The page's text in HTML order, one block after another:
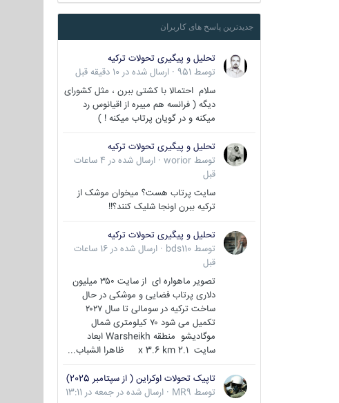
جدیدترین پاسخ های کاربران
تحلیل و پیگیری تحولات ترکیه
توسط 951
· ارسال شده در 10 دقیقه قبل
سلام احتمالا با کشتی ببرن ، مثل کشورای
دیگه ( فرانسه هم میبره از اقیانوس رد
میکنه و در گویان پرتاب میکنه ! )
تحلیل و پیگیری تحولات ترکیه
توسط worior
· ارسال شده در
4 ساعات
قبل
سایت پرتاب هست؟ میخوان موشک از
ترکیه ببرن اونجا شلیک کنند؟!!
تحلیل و پیگیری تحولات ترکیه
توسط bds110
· ارسال شده در
16 ساعات
قبل
تصویر ماهواره ای از سایت ۳۵۰ میلیون
دلاری پرتاب فضایی و موشکی در حال
ساخت ترکیه در سومالی تا سال ۲۰۲۷
تکمیل می شود ۷۰ کیلومتری شمال
موگادیشو منطقه Warsheikh ابعاد
سایت 2.1 x 3.6 km ظاهرا الشباب...
تاپیک تحولات اوکراین ( از سپتامبر 2025)
توسط MR9
· ارسال شده در جمعه در 13:11